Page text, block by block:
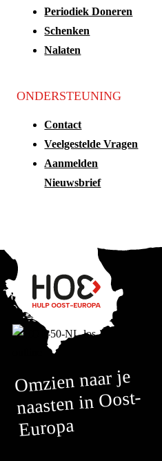
Periodiek Doneren
Schenken
Nalaten
ONDERSTEUNING
Contact
Veelgestelde Vragen
Aanmelden
Nieuwsbrief
Omzien naar je
naasten in Oost-
Europa